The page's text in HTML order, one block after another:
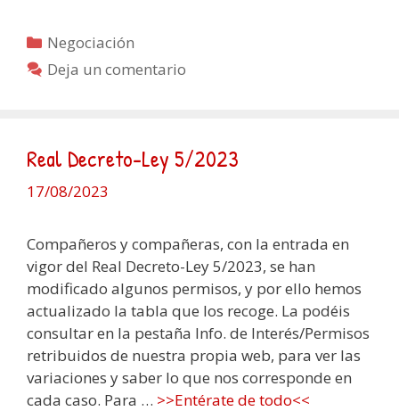
Categorías
Negociación
Deja un comentario
Real Decreto-Ley 5/2023
17/08/2023
Compañeros y compañeras, con la entrada en
vigor del Real Decreto-Ley 5/2023, se han
modificado algunos permisos, y por ello hemos
actualizado la tabla que los recoge. La podéis
consultar en la pestaña Info. de Interés/Permisos
retribuidos de nuestra propia web, para ver las
variaciones y saber lo que nos corresponde en
cada caso. Para … >>Entérate de todo<<